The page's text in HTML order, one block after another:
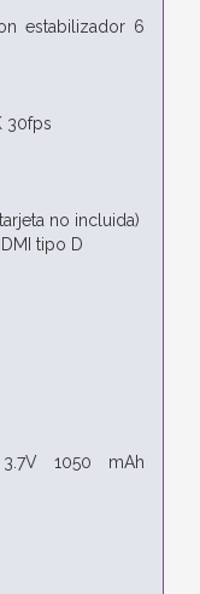
estabilizador 6
30fps
no incluida)
tipo D
1050 mAh